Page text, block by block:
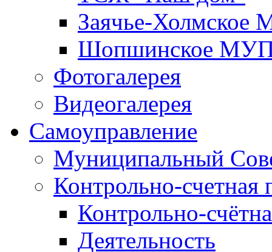
Заячье-
Шопшинское
Фотогалерея
Видеогалерея
Самоуправление
Муниципальный
Контрольно-счетная
Контрольно-
Деятельность